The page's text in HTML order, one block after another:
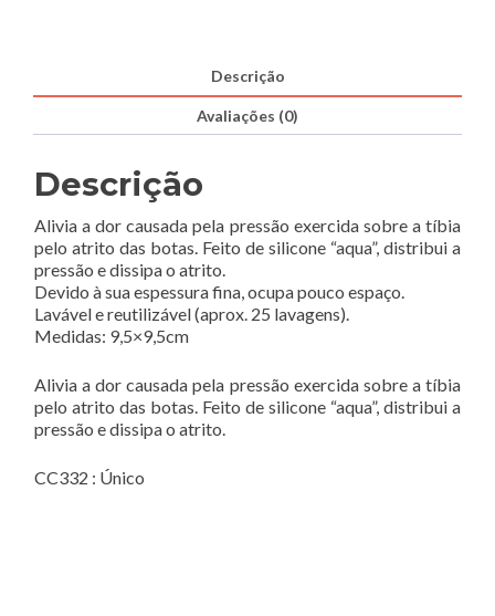
CC332
Descrição
Avaliações (0)
Descrição
Alivia a dor causada pela pressão exercida sobre a tíbia
pelo atrito das botas. Feito de silicone “aqua”, distribui a
pressão e dissipa o atrito.
Devido à sua espessura fina, ocupa pouco espaço.
Lavável e reutilizável (aprox. 25 lavagens).
Medidas: 9,5×9,5cm
Alivia a dor causada pela pressão exercida sobre a tíbia
pelo atrito das botas. Feito de silicone “aqua”, distribui a
pressão e dissipa o atrito.
CC332 : Único